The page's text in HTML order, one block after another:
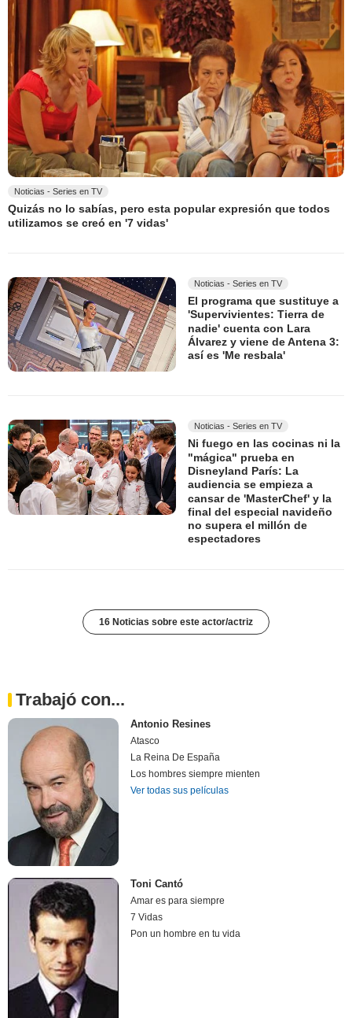
Noticias - Series en TV
Quizás no lo sabías, pero esta popular expresión que todos
utilizamos se creó en '7 vidas'
Noticias - Series en TV
El programa que sustituye a
'Supervivientes: Tierra de
nadie' cuenta con Lara
Álvarez y viene de Antena 3:
así es 'Me resbala'
Noticias - Series en TV
Ni fuego en las cocinas ni la
"mágica" prueba en
Disneyland París: La
audiencia se empieza a
cansar de 'MasterChef' y la
final del especial navideño
no supera el millón de
espectadores
16 Noticias sobre este actor/actriz
Trabajó con...
Antonio Resines
Atasco
La Reina De España
Los hombres siempre mienten
Ver todas sus películas
Toni Cantó
Amar es para siempre
7 Vidas
Pon un hombre en tu vida